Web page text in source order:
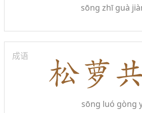
sōng zhī guà
成语
sōng luó gòng